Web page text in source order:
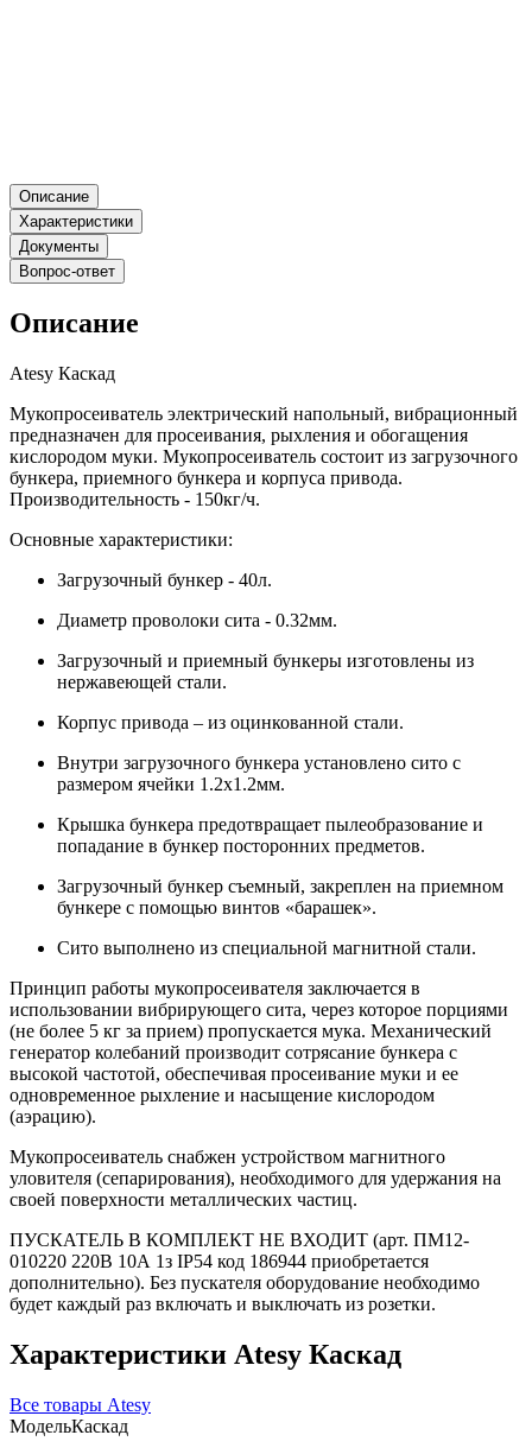
Описание
Характеристики
Документы
Вопрос-ответ
Описание
Atesy Каскад
Мукопросеиватель электрический напольный, вибрационный
предназначен для просеивания, рыхления и обогащения
кислородом муки. Мукопросеиватель состоит из загрузочного
бункера, приемного бункера и корпуса привода.
Производительность - 150кг/ч.
Основные характеристики:
Загрузочный бункер - 40л.
Диаметр проволоки сита - 0.32мм.
Загрузочный и приемный бункеры изготовлены из
нержавеющей стали.
Корпус привода – из оцинкованной стали.
Внутри загрузочного бункера установлено сито с
размером ячейки 1.2х1.2мм.
Крышка бункера предотвращает пылеобразование и
попадание в бункер посторонних предметов.
Загрузочный бункер съемный, закреплен на приемном
бункере с помощью винтов «барашек».
Сито выполнено из специальной магнитной стали.
Принцип работы мукопросеивателя заключается в
использовании вибрирующего сита, через которое порциями
(не более 5 кг за прием) пропускается мука. Механический
генератор колебаний производит сотрясание бункера с
высокой частотой, обеспечивая просеивание муки и ее
одновременное рыхление и насыщение кислородом
(аэрацию).
Мукопросеиватель снабжен устройством магнитного
уловителя (сепарирования), необходимого для удержания на
своей поверхности металлических частиц.
ПУСКАТЕЛЬ В КОМПЛЕКТ НЕ ВХОДИТ (арт. ПМ12-
010220 220В 10А 1з IP54 код 186944 приобретается
дополнительно). Без пускателя оборудование необходимо
будет каждый раз включать и выключать из розетки.
Характеристики Atesy Каскад
Все товары Atesy
МодельКаскад